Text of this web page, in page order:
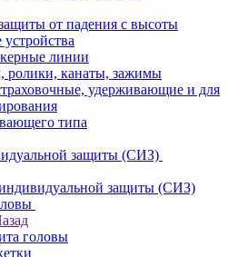
от падения с высоты
линии
ролики, канаты, зажимы
удерживающие и для
типа
защиты (СИЗ)
защиты (СИЗ)
головы